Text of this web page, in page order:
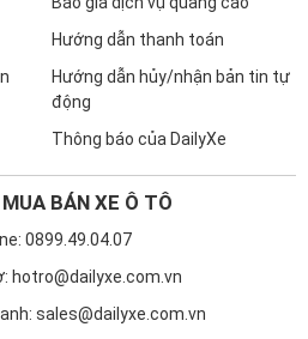
Hướng dẫn thanh toán
Hướng dẫn hủy/nhận bản tin tự
động
Thông báo của DailyXe
BÁN XE Ô TÔ
0899.49.04.07
hotro@dailyxe.com.vn
sales@dailyxe.com.vn